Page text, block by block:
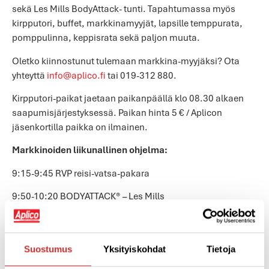
Suostumus Yksityiskohdat Tietoja
sekä Les Mills BodyAttack- tunti. Tapahtumassa myös
kirpputori, buffet, markkinamyyjät, lapsille temppurata,
pomppulinna, keppisrata sekä paljon muuta.
Oletko kiinnostunut tulemaan markkina-myyjäksi? Ota
yhteyttä info@aplico.fi tai 019-312 880.
Kirpputori-paikat jaetaan paikanpäällä klo 08.30 alkaen
saapumisjärjestyksessä. Paikan hinta 5 € / Aplicon
jäsenkortilla paikka on ilmainen.
Markkinoiden liikunallinen ohjelma:
9:15-9:45 RVP reisi-vatsa-pakara
9:50-10:20 BODYATTACK® – Les Mills
10:30-11:00 Vaunutreeni
11:00-11:30 Mölyapinat esiintyvät